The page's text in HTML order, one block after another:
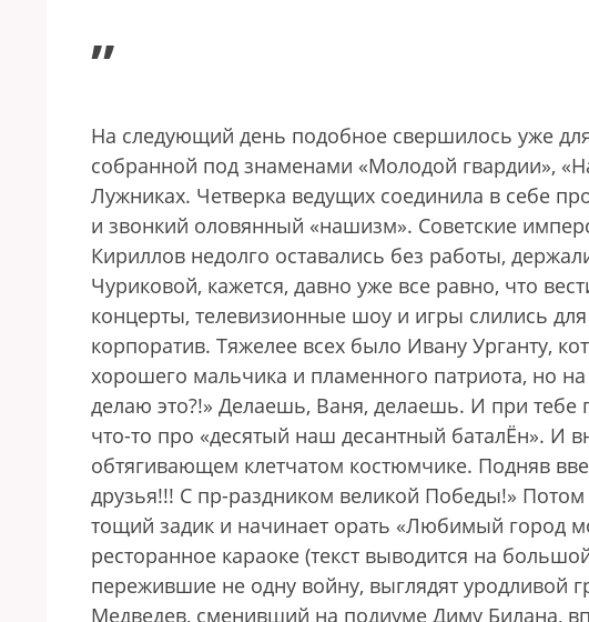
”
На следующий день подобное свершилось уже
собранной под знаменами «Молодой гвардии»,
Лужниках. Четверка ведущих соединила в себе
и звонкий оловянный «нашизм». Советские
Кириллов недолго оставались без работы,
Чуриковой, кажется, давно уже все равно, что
концерты, телевизионные шоу и игры слились
корпоратив. Тяжелее всех было Ивану Урганту,
хорошего мальчика и пламенного патриота, но
делаю это?!» Делаешь, Ваня, делаешь. И при тебе
что-то про «десятый наш десантный баталЁн». И
обтягивающем клетчатом костюмчике. Подняв
друзья!!! С пр-раздником великой Победы!» Потом
тощий задик и начинает орать «Любимый город
ресторанное караоке (текст выводится на
пережившие не одну войну, выглядят уродливой
Медведев, сменивший на подиуме Диму Билана,